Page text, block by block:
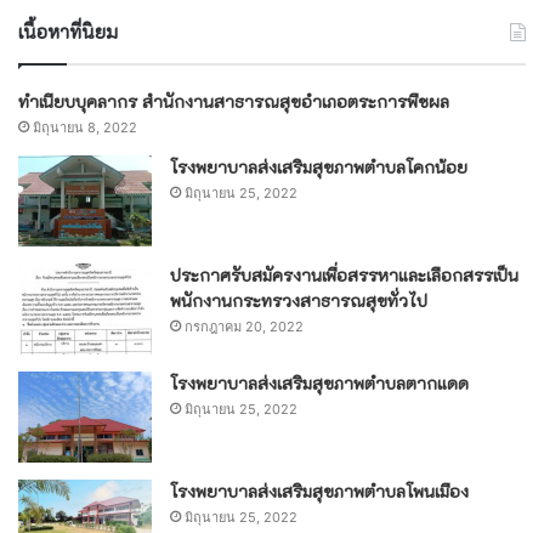
เนื้อหาที่นิยม
ทำเนียบบุคลากร สำนักงานสาธารณสุขอำเภอตระการพืชผล
มิถุนายน 8, 2022
โรงพยาบาลส่งเสริมสุขภาพตำบลโคกน้อย
มิถุนายน 25, 2022
ประกาศรับสมัครงานเพื่อสรรหาและเลือกสรรเป็น
พนักงานกระทรวงสาธารณสุขทั่วไป
กรกฎาคม 20, 2022
โรงพยาบาลส่งเสริมสุขภาพตำบลตากแดด
มิถุนายน 25, 2022
โรงพยาบาลส่งเสริมสุขภาพตำบลโพนเมือง
มิถุนายน 25, 2022